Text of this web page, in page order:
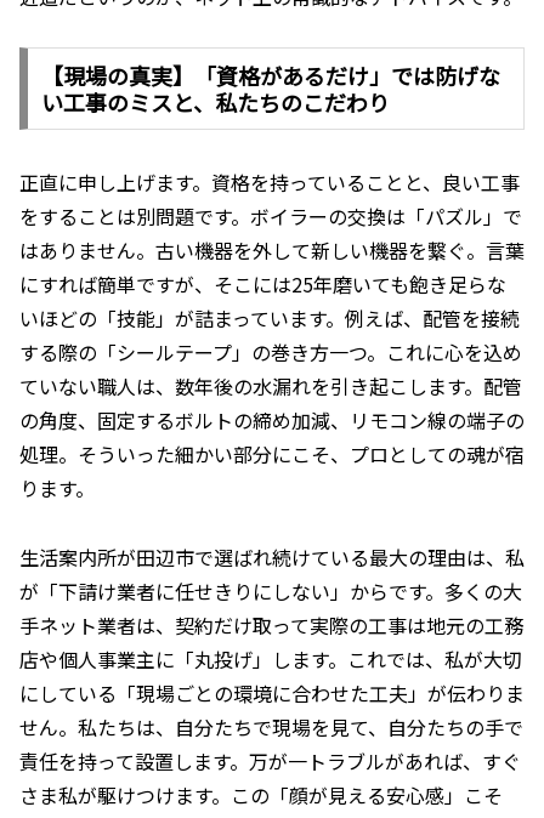
【現場の真実】「資格があるだけ」では防げな
い工事のミスと、私たちのこだわり
正直に申し上げます。資格を持っていることと、良い工事
をすることは別問題です。ボイラーの交換は「パズル」で
はありません。古い機器を外して新しい機器を繋ぐ。言葉
にすれば簡単ですが、そこには25年磨いても飽き足らな
いほどの「技能」が詰まっています。例えば、配管を接続
する際の「シールテープ」の巻き方一つ。これに心を込め
ていない職人は、数年後の水漏れを引き起こします。配管
の角度、固定するボルトの締め加減、リモコン線の端子の
処理。そういった細かい部分にこそ、プロとしての魂が宿
ります。
生活案内所が田辺市で選ばれ続けている最大の理由は、私
が「下請け業者に任せきりにしない」からです。多くの大
手ネット業者は、契約だけ取って実際の工事は地元の工務
店や個人事業主に「丸投げ」します。これでは、私が大切
にしている「現場ごとの環境に合わせた工夫」が伝わりま
せん。私たちは、自分たちで現場を見て、自分たちの手で
責任を持って設置します。万が一トラブルがあれば、すぐ
さま私が駆けつけます。この「顔が見える安心感」こそ